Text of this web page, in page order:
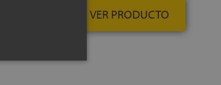
para una
que mejora
VER PRODUCTO